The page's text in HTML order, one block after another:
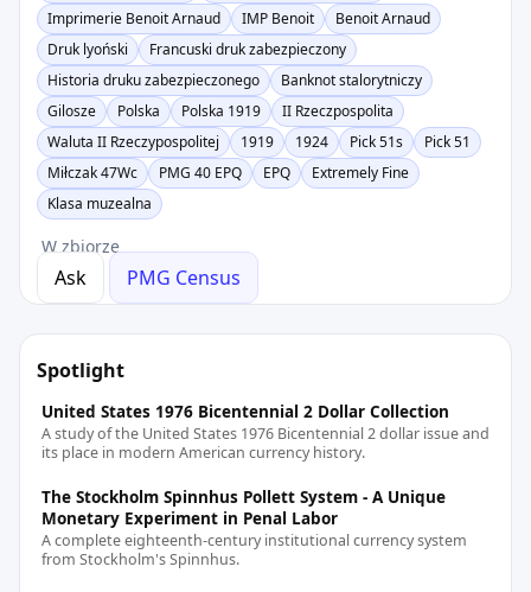
Imprimerie Benoit Arnaud
IMP Benoit
Benoit Arnaud
Druk lyoński
Francuski druk zabezpieczony
Historia druku zabezpieczonego
Banknot stalorytniczy
Gilosze
Polska Polska 1919
II Rzeczpospolita
Waluta II Rzeczypospolitej
1919 1924 Pick 51s
Pick 51
Miłczak 47Wc
PMG 40 EPQ EPQ
Extremely Fine
Klasa muzealna
W zbiorze
Ask PMG Census
Spotlight
United States 1976 Bicentennial 2 Dollar Collection
A study of the United States 1976 Bicentennial 2 dollar issue and
its place in modern American currency history.
The Stockholm Spinnhus Pollett System - A Unique
Monetary Experiment in Penal Labor
A complete eighteenth-century institutional currency system
from Stockholm's Spinnhus.